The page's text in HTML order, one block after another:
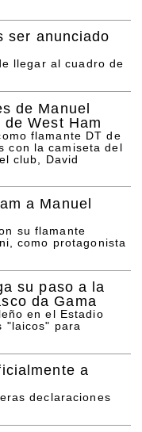
ser anunciado
llegar al cuadro de
de Manuel
West Ham
flamante DT de
con la camiseta del
club, David
a Manuel
su flamante
como protagonista
su paso a la
da Gama
en el Estadio
"laicos" para
a
declaraciones